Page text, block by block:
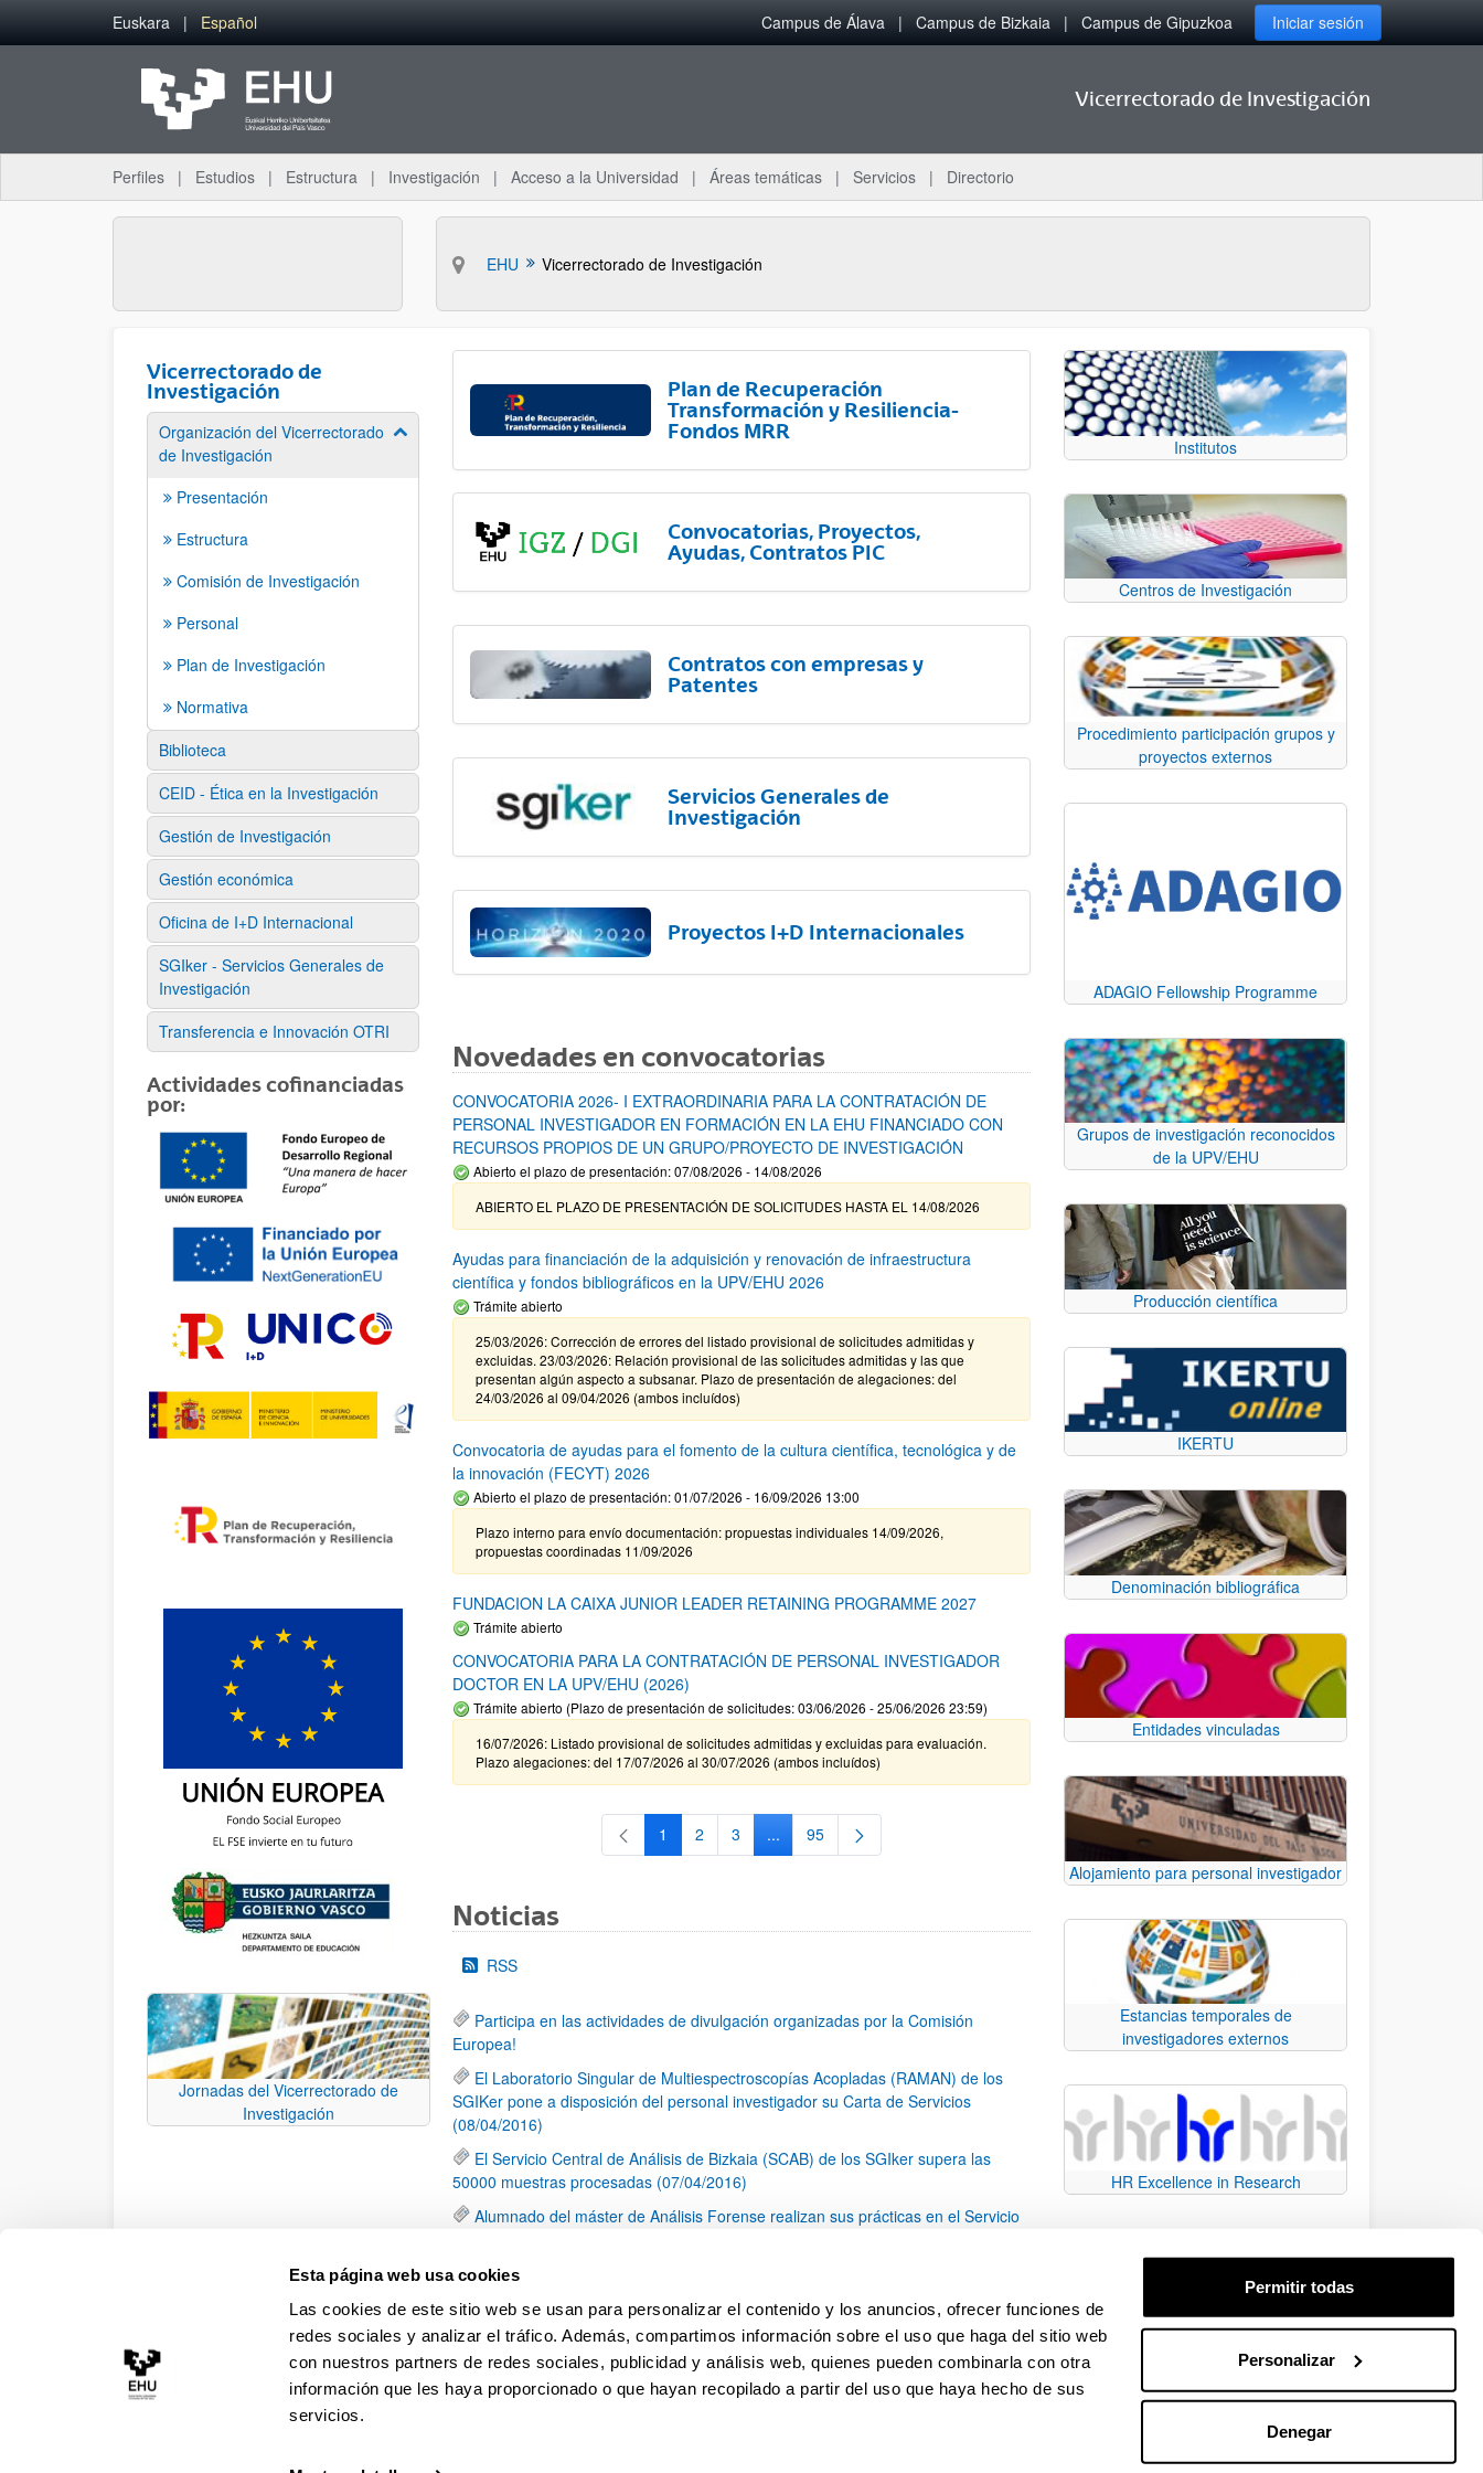
Esta página web usa cookies
Las cookies de este sitio web se usan para personalizar el contenido y los anuncios, ofrecer funciones de
redes sociales y analizar el tráfico. Además, compartimos información sobre el uso que haga del sitio web
con nuestros partners de redes sociales, publicidad y análisis web, quienes pueden combinarla con otra
información que les haya proporcionado o que hayan recopilado a partir del uso que haya hecho de sus
servicios.
Permitir todas
Personalizar
Denegar
Saltar al contenido principal
Euskara Español Campus de Álava Campus de Bizkaia Campus de Gipuzkoa Iniciar sesión
Vicerrectorado de Investigación
Perfiles Estudios Estructura Investigación Acceso a la Universidad Áreas temáticas Servicios Directorio
EHU Vicerrectorado de Investigación
Vicerrectorado de
Investigación
Organización del Vicerrectorado
de Investigación
Mostrar/ocultar subpáginas
Presentación
Estructura
Comisión de Investigación
Personal
Plan de Investigación
Normativa
Biblioteca
CEID - Ética en la Investigación
Gestión de Investigación
Gestión económica
Oficina de I+D Internacional
SGIker - Servicios Generales de
Investigación
Transferencia e Innovación OTRI
Actividades cofinanciadas
por:
Jornadas del Vicerrectorado de
Investigación
Plan de Recuperación
Transformación y Resiliencia-
Fondos MRR
Convocatorias, Proyectos,
Ayudas, Contratos PIC
Contratos con empresas y
Patentes
Servicios Generales de
Investigación
Proyectos I+D Internacionales
Novedades en convocatorias
CONVOCATORIA 2026- I EXTRAORDINARIA PARA LA CONTRATACIÓN DE
PERSONAL INVESTIGADOR EN FORMACIÓN EN LA EHU FINANCIADO CON
RECURSOS PROPIOS DE UN GRUPO/PROYECTO DE INVESTIGACIÓN
Abierto el plazo de presentación: 07/08/2026 - 14/08/2026
ABIERTO EL PLAZO DE PRESENTACIÓN DE SOLICITUDES HASTA EL 14/08/2026
Ayudas para financiación de la adquisición y renovación de infraestructura
científica y fondos bibliográficos en la UPV/EHU 2026
Trámite abierto
25/03/2026: Corrección de errores del listado provisional de solicitudes admitidas y
excluidas. 23/03/2026: Relación provisional de las solicitudes admitidas y las que
presentan algún aspecto a subsanar. Plazo de presentación de alegaciones: del
24/03/2026 al 09/04/2026 (ambos incluídos)
Convocatoria de ayudas para el fomento de la cultura científica, tecnológica y de
la innovación (FECYT) 2026
Abierto el plazo de presentación: 01/07/2026 - 16/09/2026 13:00
Plazo interno para envío documentación: propuestas individuales 14/09/2026,
propuestas coordinadas 11/09/2026
FUNDACION LA CAIXA JUNIOR LEADER RETAINING PROGRAMME 2027
Trámite abierto
CONVOCATORIA PARA LA CONTRATACIÓN DE PERSONAL INVESTIGADOR
DOCTOR EN LA UPV/EHU (2026)
Trámite abierto (Plazo de presentación de solicitudes: 03/06/2026 - 25/06/2026 23:59)
16/07/2026: Listado provisional de solicitudes admitidas y excluidas para evaluación.
Plazo alegaciones: del 17/07/2026 al 30/07/2026 (ambos incluídos)
Página
1 Página
2 Página
3 ...Páginas intermedias Use TAB para desplazarse.
Página
95
Noticias
RSS
Participa en las actividades de divulgación organizadas por la Comisión
Europea!
El Laboratorio Singular de Multiespectroscopías Acopladas (RAMAN) de los
SGIKer pone a disposición del personal investigador su Carta de Servicios
(08/04/2016)
El Servicio Central de Análisis de Bizkaia (SCAB) de los SGIker supera las
50000 muestras procesadas (07/04/2016)
Alumnado del máster de Análisis Forense realizan sus prácticas en el Servicio
Public Consultation (desde 04.03.2016 a 31.05.2016) on the development of
(EURICS)
Página
1 ...Páginas intermedias Use TAB para desplazarse.
Página
27 Página
28 Página
29 ...Páginas intermedias Use TAB para desplazarse.
Página
79
Institutos
Centros de Investigación
Procedimiento participación grupos y
proyectos externos
ADAGIO Fellowship Programme
Grupos de investigación reconocidos
de la UPV/EHU
Producción científica
IKERTU
Denominación bibliográfica
Entidades vinculadas
Alojamiento para personal investigador
Estancias temporales de
investigadores externos
HR Excellence in Research